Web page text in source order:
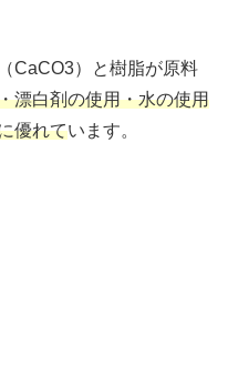
CaCO3）と樹脂が原料
漂白剤の使用・水の使用
優れています。